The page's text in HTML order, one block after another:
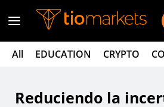
All EDUCATION CRYPTO
Reduciendo la